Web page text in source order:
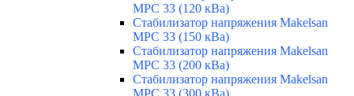
MPC 33 (120 кВа)
Стабилизатор напряжения Makelsan
MPC 33 (150 кВа)
Стабилизатор напряжения Makelsan
MPC 33 (200 кВа)
Стабилизатор напряжения Makelsan
MPC 33 (300 кВа)